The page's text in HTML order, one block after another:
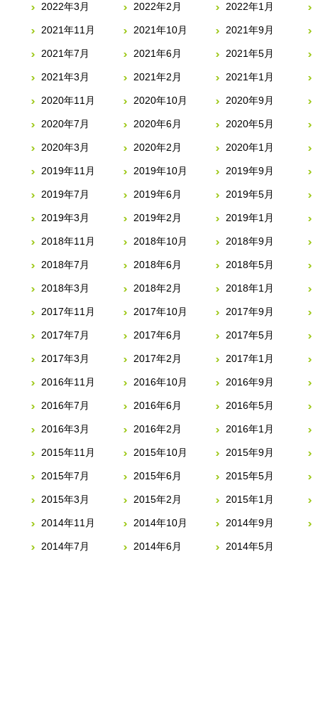
2022年3月 2022年2月 2022年1月
2021年11月 2021年10月 2021年9月
2021年7月 2021年6月 2021年5月
2021年3月 2021年2月 2021年1月
2020年11月 2020年10月 2020年9月
2020年7月 2020年6月 2020年5月
2020年3月 2020年2月 2020年1月
2019年11月 2019年10月 2019年9月
2019年7月 2019年6月 2019年5月
2019年3月 2019年2月 2019年1月
2018年11月 2018年10月 2018年9月
2018年7月 2018年6月 2018年5月
2018年3月 2018年2月 2018年1月
2017年11月 2017年10月 2017年9月
2017年7月 2017年6月 2017年5月
2017年3月 2017年2月 2017年1月
2016年11月 2016年10月 2016年9月
2016年7月 2016年6月 2016年5月
2016年3月 2016年2月 2016年1月
2015年11月 2015年10月 2015年9月
2015年7月 2015年6月 2015年5月
2015年3月 2015年2月 2015年1月
2014年11月 2014年10月 2014年9月
2014年7月 2014年6月 2014年5月